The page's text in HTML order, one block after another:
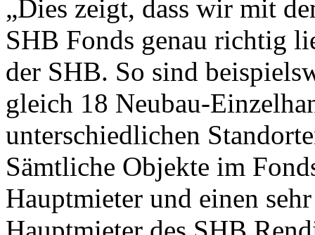
„Dies zeigt, dass wir mit
SHB Fonds genau richtig
der SHB. So sind
gleich 18 Neubau-
unterschiedlichen
Sämtliche Objekte im
Hauptmieter und einen